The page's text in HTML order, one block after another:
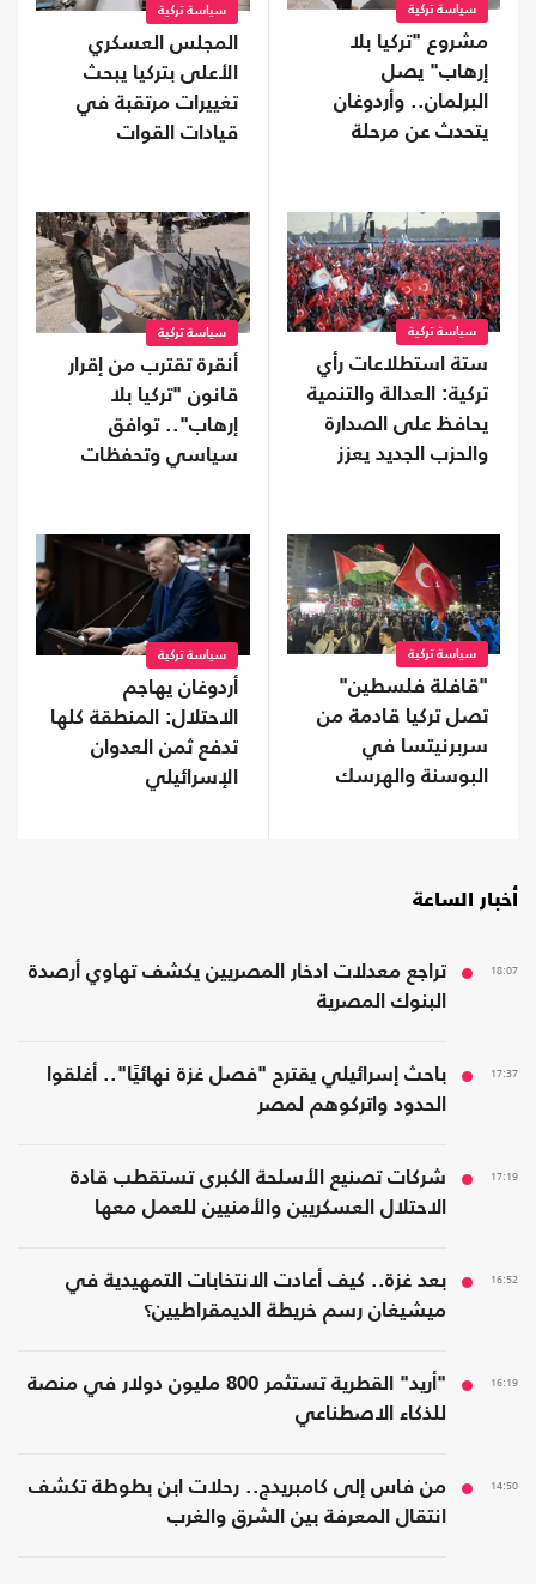
سياسة تركية
مشروع "تركيا بلا
إرهاب" يصل
البرلمان.. وأردوغان
يتحدث عن مرحلة
سياسة تركية
المجلس العسكري
الأعلى بتركيا يبحث
تغييرات مرتقبة في
قيادات القوات
سياسة تركية
ستة استطلاعات رأي
تركية: العدالة والتنمية
يحافظ على الصدارة
والحزب الجديد يعزز
سياسة تركية
أنقرة تقترب من إقرار
قانون "تركيا بلا
إرهاب".. توافق
سياسي وتحفظات
سياسة تركية
"قافلة فلسطين"
تصل تركيا قادمة من
سربرنيتسا في
البوسنة والهرسك
سياسة تركية
أردوغان يهاجم
الاحتلال: المنطقة كلها
تدفع ثمن العدوان
الإسرائيلي
أخبار الساعة
18:07
تراجع معدلات ادخار المصريين يكشف تهاوي أرصدة
البنوك المصرية
17:37
باحث إسرائيلي يقترح "فصل غزة نهائيًا".. أغلقوا
الحدود واتركوهم لمصر
17:19
شركات تصنيع الأسلحة الكبرى تستقطب قادة
الاحتلال العسكريين والأمنيين للعمل معها
16:52
بعد غزة.. كيف أعادت الانتخابات التمهيدية في
ميشيغان رسم خريطة الديمقراطيين؟
16:19
"أريد" القطرية تستثمر 800 مليون دولار في منصة
للذكاء الاصطناعي
14:50
من فاس إلى كامبريدج.. رحلات ابن بطوطة تكشف
انتقال المعرفة بين الشرق والغرب